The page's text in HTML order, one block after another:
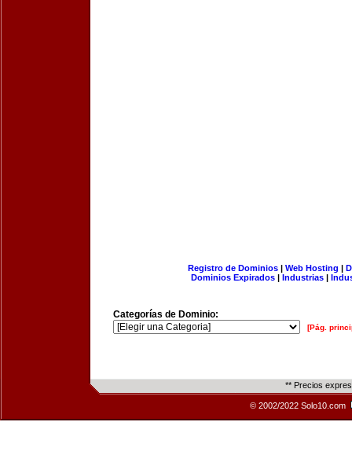
Registro de Dominios| Web Hosting |
Dominios Expirados | Industrias |
Categorías de Dominio:
[Pág.
** Precios
© 2002/2022 Solo10.com